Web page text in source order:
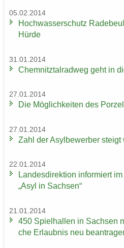
05.02.2014
Hoch­was­ser­schutz
Hürde
31.01.2014
Chem­nitz­tal­rad­weg geht in
27.01.2014
Die Mög­lich­kei­ten des
27.01.2014
Zahl der Asyl­be­wer­ber steigt
22.01.2014
Lan­des­di­rek­ti­on in­for­miert
„Asyl in Sach­sen“
21.01.2014
450 Spiel­hal­len in Sach­sen
che Er­laub­nis neu